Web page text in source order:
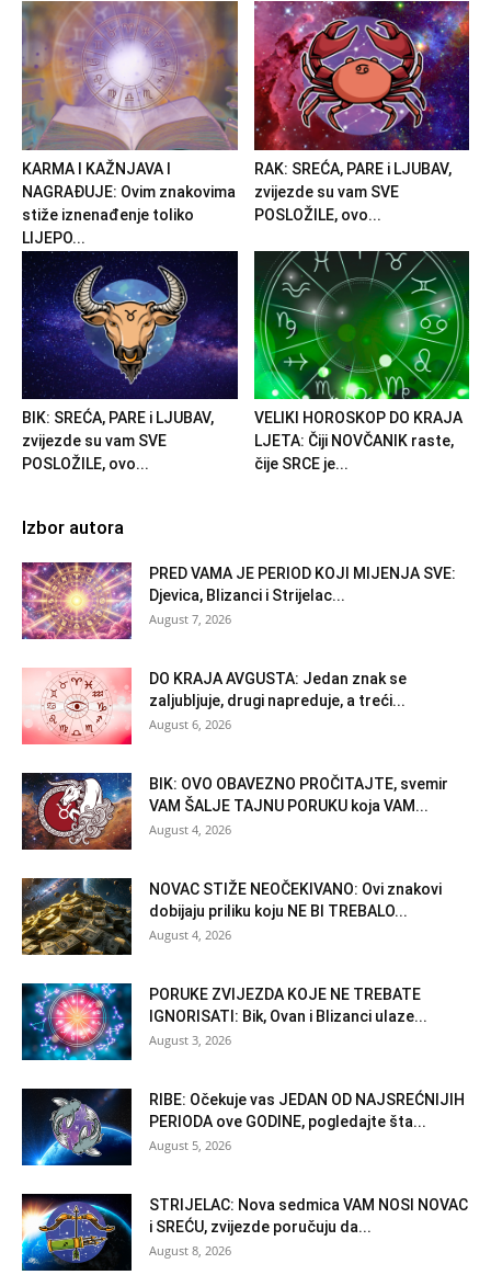
KARMA I KAŽNJAVA I
NAGRAĐUJE: Ovim znakovima
stiže iznenađenje toliko
LIJEPO...
RAK: SREĆA, PARE i LJUBAV,
zvijezde su vam SVE
POSLOŽILE, ovo...
BIK: SREĆA, PARE i LJUBAV,
zvijezde su vam SVE
POSLOŽILE, ovo...
VELIKI HOROSKOP DO KRAJA
LJETA: Čiji NOVČANIK raste,
čije SRCE je...
Izbor autora
PRED VAMA JE PERIOD KOJI MIJENJA SVE:
Djevica, Blizanci i Strijelac...
August 7, 2026
DO KRAJA AVGUSTA: Jedan znak se
zaljubljuje, drugi napreduje, a treći...
August 6, 2026
BIK: OVO OBAVEZNO PROČITAJTE, svemir
VAM ŠALJE TAJNU PORUKU koja VAM...
August 4, 2026
NOVAC STIŽE NEOČEKIVANO: Ovi znakovi
dobijaju priliku koju NE BI TREBALO...
August 4, 2026
PORUKE ZVIJEZDA KOJE NE TREBATE
IGNORISATI: Bik, Ovan i Blizanci ulaze...
August 3, 2026
RIBE: Očekuje vas JEDAN OD NAJSREĆNIJIH
PERIODA ove GODINE, pogledajte šta...
August 5, 2026
STRIJELAC: Nova sedmica VAM NOSI NOVAC
i SREĆU, zvijezde poručuju da...
August 8, 2026